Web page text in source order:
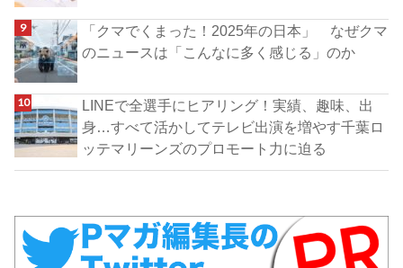
「クマでくまった！2025年の日本」 なぜクマ
のニュースは「こんなに多く感じる」のか
LINEで全選手にヒアリング！実績、趣味、出
身…すべて活かしてテレビ出演を増やす千葉ロ
ッテマリーンズのプロモート力に迫る